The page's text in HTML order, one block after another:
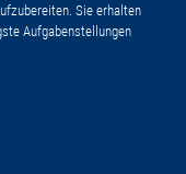
Sie erhalten
Aufgabenstellungen